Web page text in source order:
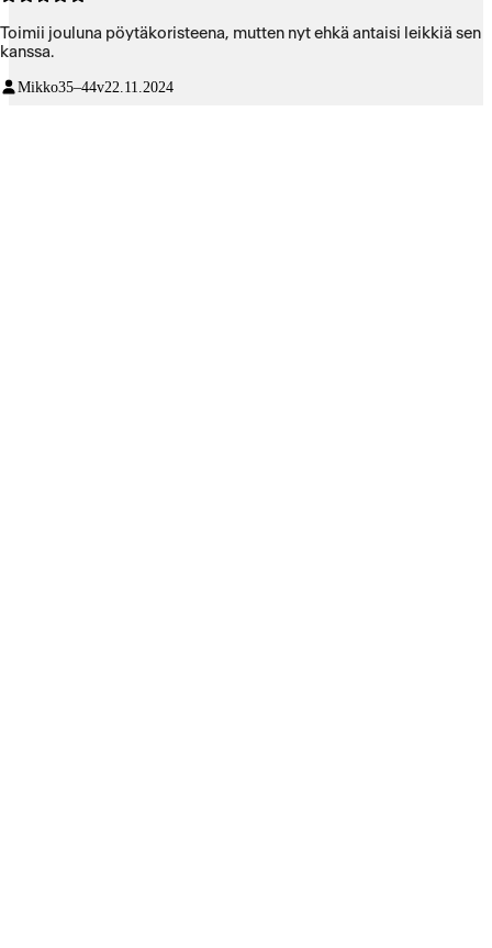
Toimii jouluna pöytäkoristeena, mutten nyt ehkä antaisi leikkiä sen
kanssa.
Mikko35–44v22.11.2024